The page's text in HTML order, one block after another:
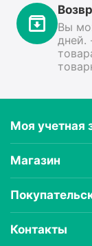
Вы
дней.
Моя учетная
Магазин
Контакты